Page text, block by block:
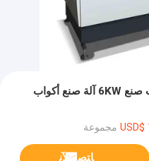
50HZ التلقائي الكوب الورقي آلات صنع 6KW آلة صنع أكواب
ﺎﺘﺼﻟ ﺍﻶﻧ